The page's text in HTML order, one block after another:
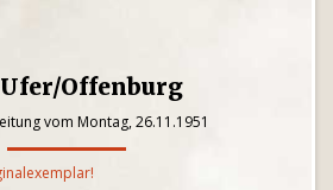
Ufer/Offenburg
vom Montag, 26.11.1951